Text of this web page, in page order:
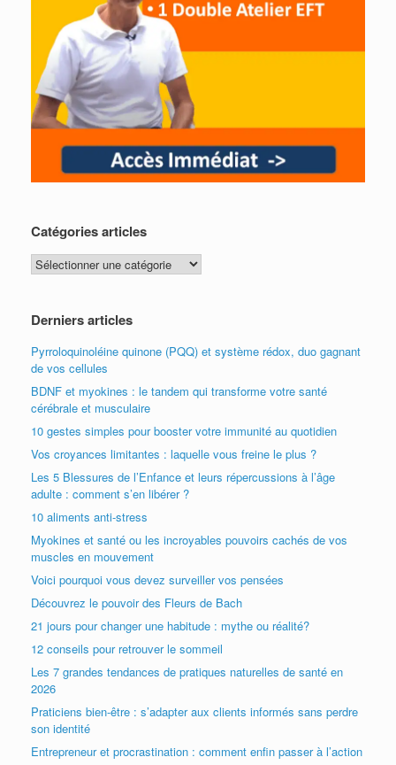
Catégories articles
Catégories
articles
Derniers articles
Pyrroloquinoléine quinone (PQQ) et système rédox, duo gagnant
de vos cellules
BDNF et myokines : le tandem qui transforme votre santé
cérébrale et musculaire
10 gestes simples pour booster votre immunité au quotidien
Vos croyances limitantes : laquelle vous freine le plus ?
Les 5 Blessures de l’Enfance et leurs répercussions à l’âge
adulte : comment s’en libérer ?
10 aliments anti-stress
Myokines et santé ou les incroyables pouvoirs cachés de vos
muscles en mouvement
Voici pourquoi vous devez surveiller vos pensées
Découvrez le pouvoir des Fleurs de Bach
21 jours pour changer une habitude : mythe ou réalité?
12 conseils pour retrouver le sommeil
Les 7 grandes tendances de pratiques naturelles de santé en
2026
Praticiens bien-être : s’adapter aux clients informés sans perdre
son identité
Entrepreneur et procrastination : comment enfin passer à l’action